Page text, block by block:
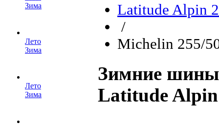
Зима
Лето
Зима
Лето
Зима
Latitude Alpin
/
Michelin 255/
Зимние шины
Latitude